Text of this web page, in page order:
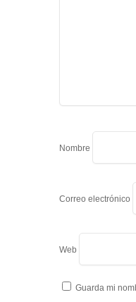
Nombre
Correo electrónico
Web
Guarda mi